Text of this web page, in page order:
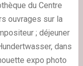
du Centre
ouvrages sur la
; déjeuner
dans
expo photo